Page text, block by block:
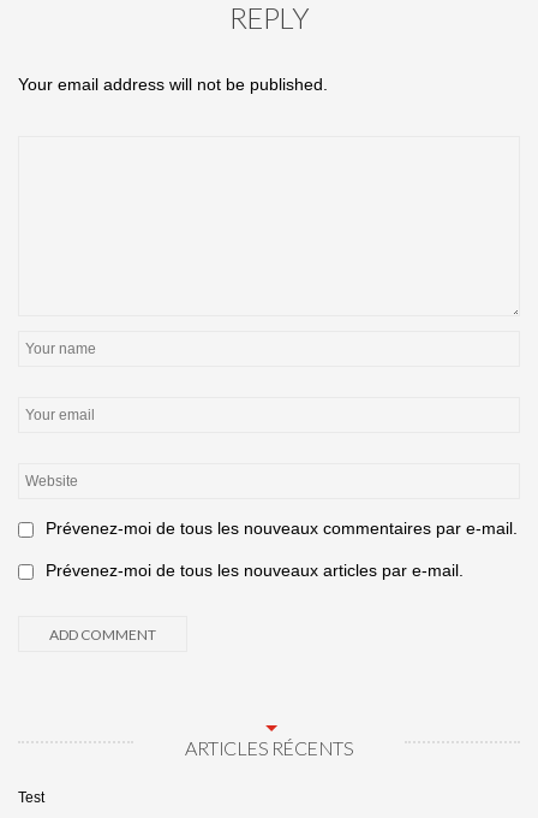
REPLY
Your email address will not be published.
Prévenez-moi de tous les nouveaux commentaires par e-mail.
Prévenez-moi de tous les nouveaux articles par e-mail.
ARTICLES RÉCENTS
Test